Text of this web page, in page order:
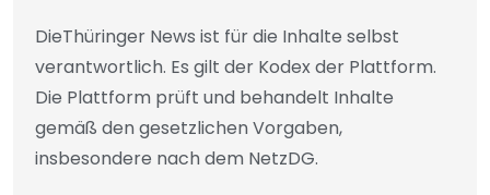
DieThüringer News ist für die Inhalte selbst
verantwortlich. Es gilt der Kodex der Plattform.
Die Plattform prüft und behandelt Inhalte
gemäß den gesetzlichen Vorgaben,
insbesondere nach dem NetzDG.